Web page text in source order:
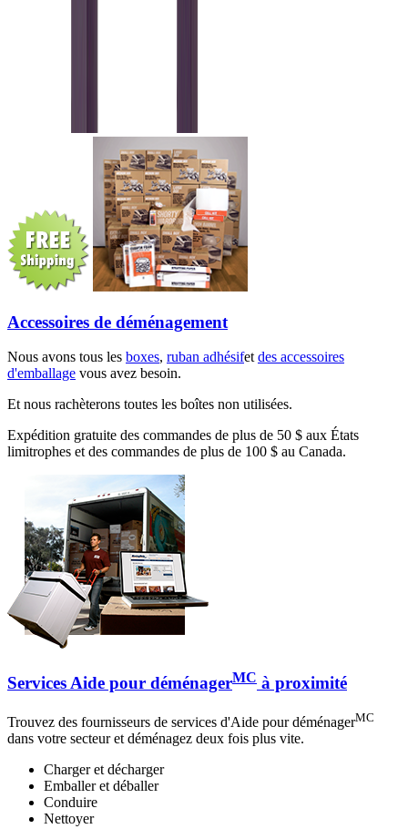
Accessoires de déménagement
Nous avons tous les boxes, ruban adhésifetdes accessoires
d'emballage vous avez besoin.
Et nous rachèterons toutes les boîtes non utilisées.
Expédition gratuite des commandes de plus de 50 $ aux États
limitrophes et des commandes de plus de 100 $ au Canada.
Services Aide pour déménagerMC à proximité
Trouvez des fournisseurs de services d'Aide pour déménagerMC
dans votre secteur et déménagez deux fois plus vite.
Charger et décharger
Emballer et déballer
Conduire
Nettoyer